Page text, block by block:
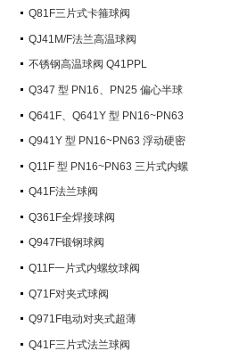
Q81F三片式卡箍球阀
QJ41M/F法兰高温球阀
不锈钢高温球阀 Q41PPL
Q347 型 PN16、PN25 偏心半球
阀Q641F、Q641Y 型 PN16~PN63
气动球阀
Q941Y 型 PN16~PN63 浮动硬密
封电动球阀
Q11F 型 PN16~PN63 三片式内螺
纹球阀
Q41F法兰球阀
Q361F全焊接球阀
Q947F锻钢球阀
Q11F一片式内螺纹球阀
Q71F对夹式球阀
Q971F电动对夹式超薄
Q41F三片式法兰球阀